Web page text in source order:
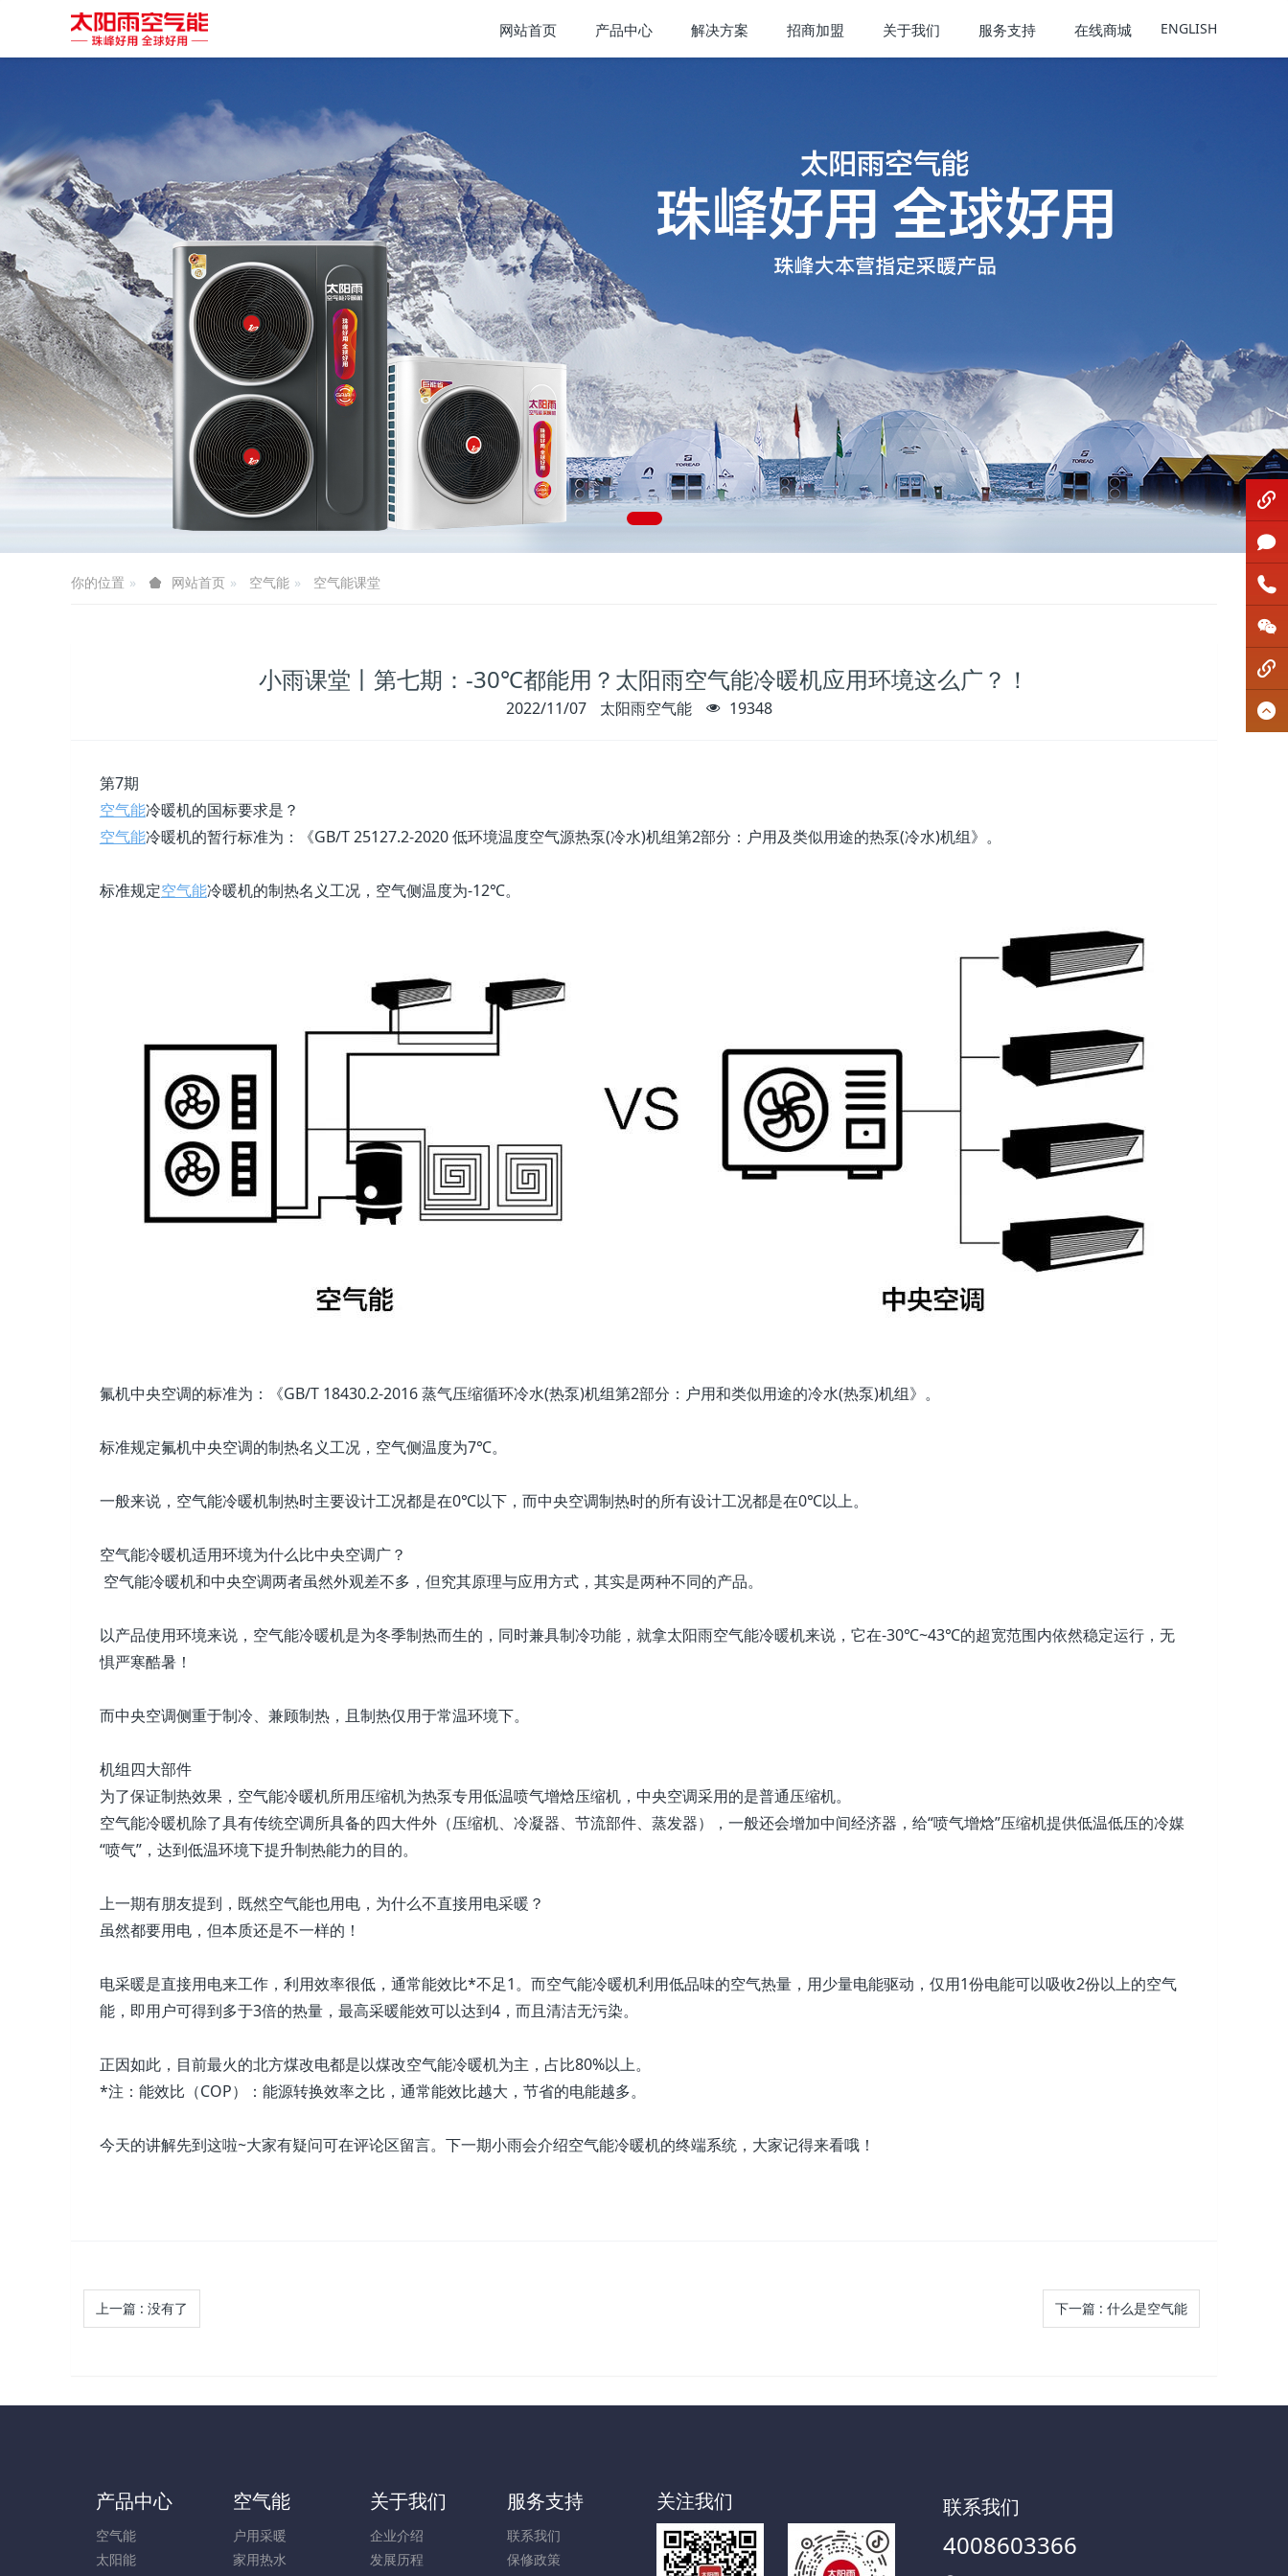
网站首页 产品中心 解决方案 招商加盟 关于我们 服务支持 在线商城 ENGLISH
你的位置 网站首页 空气能 空气能课堂
小雨课堂丨第七期：-30℃都能用？太阳雨空气能冷暖机应用环境这么广？！
2022/11/07 太阳雨空气能 19348
第7期
空气能冷暖机的国标要求是？
空气能冷暖机的暂行标准为：《GB/T 25127.2-2020 低环境温度空气源热泵(冷水)机组第2部分：户用及类似用途的热泵(冷水)机组》。
标准规定空气能冷暖机的制热名义工况，空气侧温度为-12℃。
氟机中央空调的标准为：《GB/T 18430.2-2016 蒸气压缩循环冷水(热泵)机组第2部分：户用和类似用途的冷水(热泵)机组》。
标准规定氟机中央空调的制热名义工况，空气侧温度为7℃。
一般来说，空气能冷暖机制热时主要设计工况都是在0℃以下，而中央空调制热时的所有设计工况都是在0℃以上。
空气能冷暖机适用环境为什么比中央空调广？
空气能冷暖机和中央空调两者虽然外观差不多，但究其原理与应用方式，其实是两种不同的产品。
以产品使用环境来说，空气能冷暖机是为冬季制热而生的，同时兼具制冷功能，就拿太阳雨空气能冷暖机来说，它在-30℃~43℃的超宽范围内依然稳定运行，无
惧严寒酷暑！
而中央空调侧重于制冷、兼顾制热，且制热仅用于常温环境下。
机组四大部件
为了保证制热效果，空气能冷暖机所用压缩机为热泵专用低温喷气增焓压缩机，中央空调采用的是普通压缩机。
空气能冷暖机除了具有传统空调所具备的四大件外（压缩机、冷凝器、节流部件、蒸发器），一般还会增加中间经济器，给“喷气增焓”压缩机提供低温低压的冷媒
“喷气”，达到低温环境下提升制热能力的目的。
上一期有朋友提到，既然空气能也用电，为什么不直接用电采暖？
虽然都要用电，但本质还是不一样的！
电采暖是直接用电来工作，利用效率很低，通常能效比*不足1。而空气能冷暖机利用低品味的空气热量，用少量电能驱动，仅用1份电能可以吸收2份以上的空气
能，即用户可得到多于3倍的热量，最高采暖能效可以达到4，而且清洁无污染。
正因如此，目前最火的北方煤改电都是以煤改空气能冷暖机为主，占比80%以上。
*注：能效比（COP）：能源转换效率之比，通常能效比越大，节省的电能越多。
今天的讲解先到这啦~大家有疑问可在评论区留言。下一期小雨会介绍空气能冷暖机的终端系统，大家记得来看哦！
上一篇 : 没有了 下一篇 : 什么是空气能
产品中心
空气能
太阳能
空气能
户用采暖
家用热水
关于我们
企业介绍
发展历程
服务支持
联系我们
保修政策
关注我们 联系我们
4008603366
全站搜
索加盟申
请400860
3366
官方微
信公众
官方抖
全站搜
索加盟申
请400860
3366
官方微
信公众
官方抖